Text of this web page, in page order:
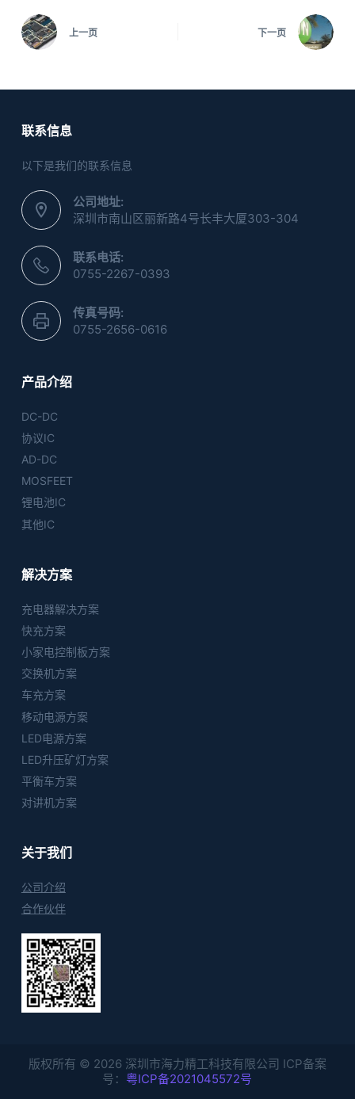
上一页 下一页
联系信息
以下是我们的联系信息
公司地址:
深圳市南山区丽新路4号长丰大厦303-304
联系电话:
0755-2267-0393
传真号码:
0755-2656-0616
产品介绍
DC-DC
协议IC
AD-DC
MOSFEET
锂电池IC
其他IC
解决方案
充电器解决方案
快充方案
小家电控制板方案
交换机方案
车充方案
移动电源方案
LED电源方案
LED升压矿灯方案
平衡车方案
对讲机方案
关于我们
公司介绍
合作伙伴
版权所有 © 2026 深圳市海力精工科技有限公司 ICP备案
号：粤ICP备2021045572号